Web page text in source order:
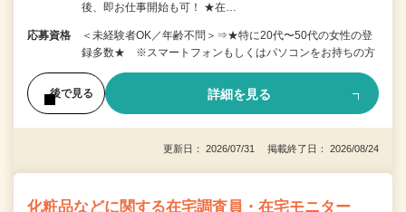
後、即お仕事開始も可！ ★在…
応募資格
＜未経験者OK／年齢不問＞⇒★特に20代〜50代の女性の登
録多数★ ※スマートフォンもしくはパソコンをお持ちの方
後で見る 詳細を見る
更新日： 2026/07/31 掲載終了日： 2026/08/24
化粧品などに関する在宅調査員・在宅モニター